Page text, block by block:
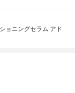
ョニングセラム アド